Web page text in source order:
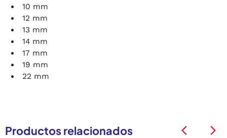
10 mm
12 mm
13 mm
14 mm
17 mm
19 mm
22 mm
Productos relacionados arrow_back_ios arrow_back_ios